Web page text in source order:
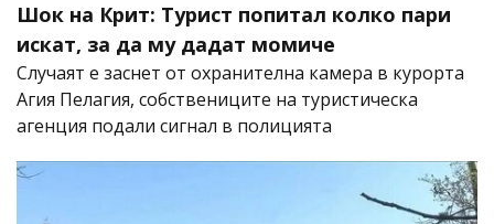
Шок на Крит: Турист попитал колко пари
искат, за да му дадат момиче
Случаят е заснет от охранителна камера в курорта
Агия Пелагия, собствениците на туристическа
агенция подали сигнал в полицията